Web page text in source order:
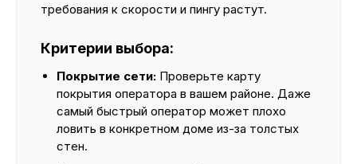
требования к скорости и пингу растут.
Критерии выбора:
Покрытие сети: Проверьте карту
покрытия оператора в вашем районе. Даже
самый быстрый оператор может плохо
ловить в конкретном доме из-за толстых
стен.